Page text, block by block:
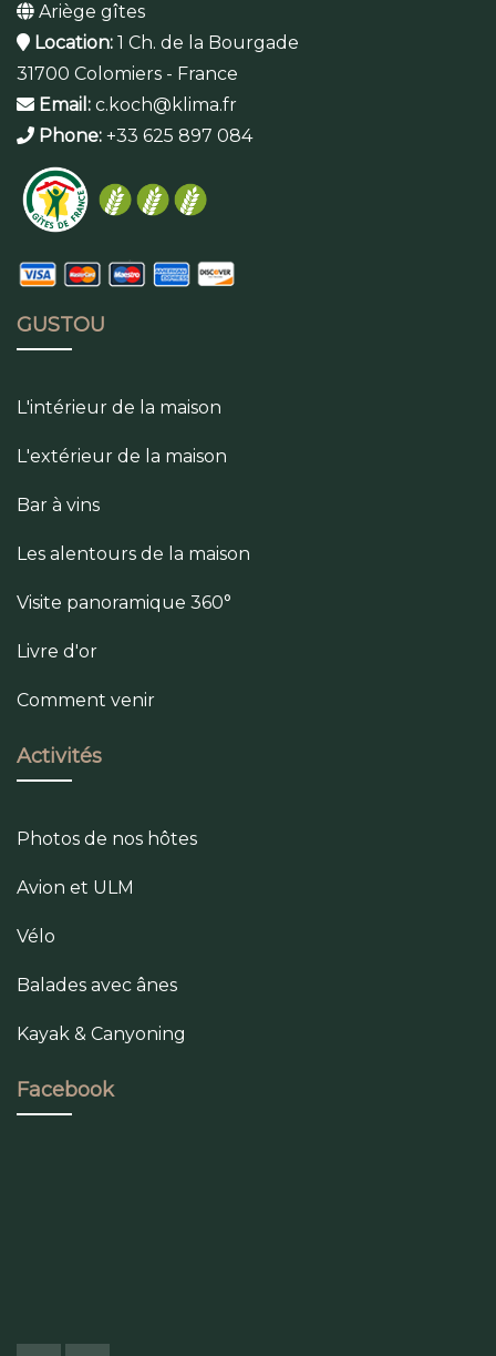
Ariège gîtes
Location: 1 Ch. de la Bourgade
31700 Colomiers - France
Email: c.koch@klima.fr
Phone: +33 625 897 084
GUSTOU
L'intérieur de la maison
L'extérieur de la maison
Bar à vins
Les alentours de la maison
Visite panoramique 360°
Livre d'or
Comment venir
Activités
Photos de nos hôtes
Avion et ULM
Vélo
Balades avec ânes
Kayak & Canyoning
Facebook